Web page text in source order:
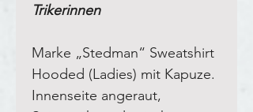
Trikerinnen
Marke „Stedman“ Sweatshirt
Hooded (Ladies) mit Kapuze.
Innenseite angeraut,